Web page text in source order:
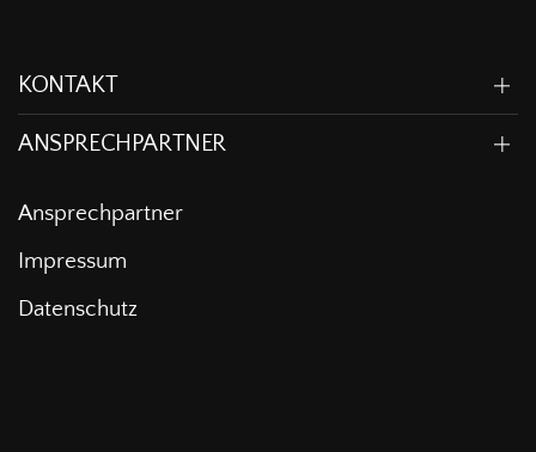
KONTAKT
ANSPRECHPARTNER
Ansprechpartner
Impressum
Datenschutz